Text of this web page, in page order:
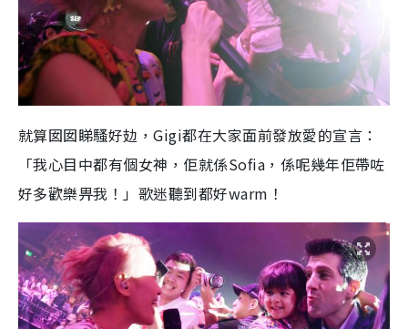
就算囡囡睇騷好攰，Gigi都在大家面前發放愛的宣言：
「我心目中都有個女神，佢就係Sofia，係呢幾年佢帶咗
好多歡樂畀我！」歌迷聽到都好warm！